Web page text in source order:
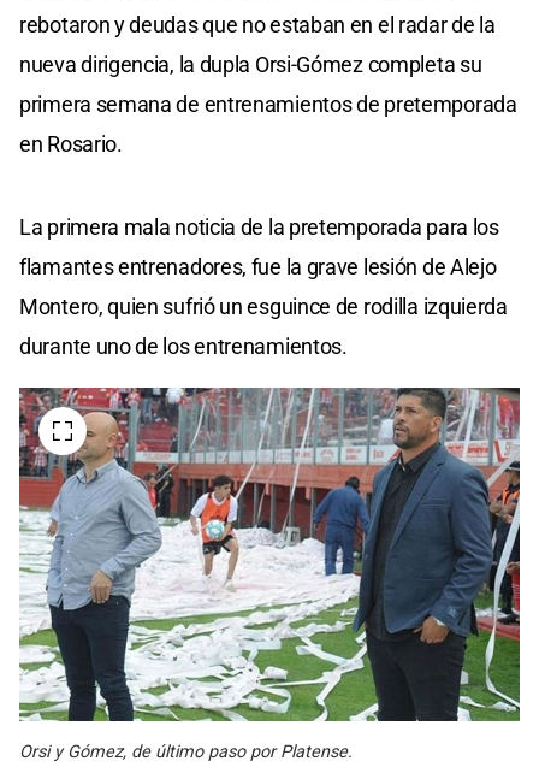
rebotaron y deudas que no estaban en el radar de la
nueva dirigencia, la dupla Orsi-Gómez completa su
primera semana de entrenamientos de pretemporada
en Rosario.
La primera mala noticia de la pretemporada para los
flamantes entrenadores, fue la grave lesión de Alejo
Montero, quien sufrió un esguince de rodilla izquierda
durante uno de los entrenamientos.
Orsi y Gómez, de último paso por Platense.